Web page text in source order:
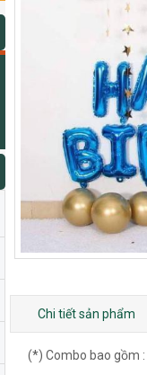
Chi tiết sản phẩm
(*) Combo bao gồm :